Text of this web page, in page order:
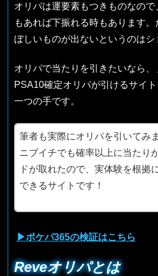
オリパは運要素もつきものなの
もあれば下振れる時もあります
ぼしいものが出ないというのは
オリパで当たりを引きたいなら、
PSA10確定オリパが引けるサイ
一つの手です。
筆者も実際にオリパを引いてみ
ニブイチでも確率以上に当たり
ドが取れたので、実体験を根拠
できるサイトです！
▶ポケパ365の検証はこちら
Reveオリパとは